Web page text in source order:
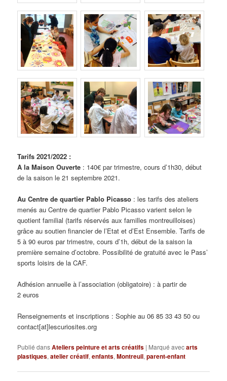
Tarifs 2021/2022 :
A la Maison Ouverte : 140€ par trimestre, cours d’1h30, début
de la saison le 21 septembre 2021.
Au Centre de quartier Pablo Picasso : les tarifs des ateliers
menés au Centre de quartier Pablo Picasso varient selon le
quotient familial (tarifs réservés aux familles montreuilloises)
grâce au soutien financier de l’Etat et d’Est Ensemble. Tarifs de
5 à 90 euros par trimestre, cours d’1h, début de la saison la
première semaine d’octobre. Possibilité de gratuité avec le Pass’
sports loisirs de la CAF.
Adhésion annuelle à l’association (obligatoire) : à partir de
2 euros
Renseignements et inscriptions : Sophie au 06 85 33 43 50 ou
contact[at]lescuriosites.org
Publié dansAteliers peinture et arts créatifs | Marqué avecarts
plastiques,atelier créatif,enfants,Montreuil,parent-enfant